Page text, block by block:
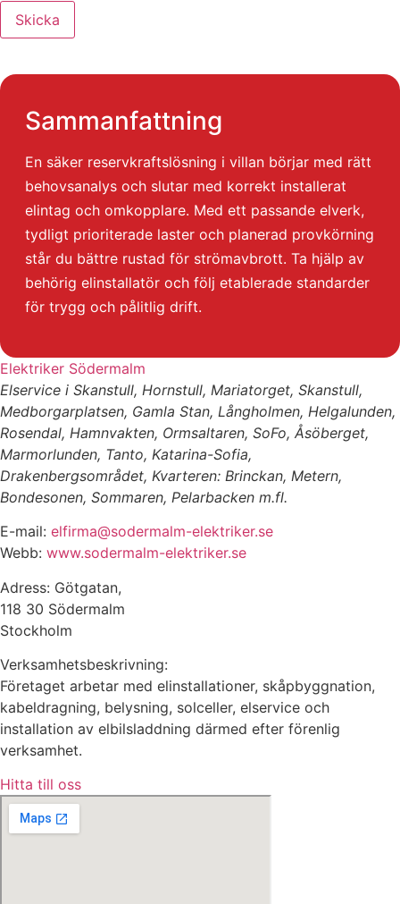
Skicka
Sammanfattning
En säker reservkraftslösning i villan börjar med rätt
behovsanalys och slutar med korrekt installerat
elintag och omkopplare. Med ett passande elverk,
tydligt prioriterade laster och planerad provkörning
står du bättre rustad för strömavbrott. Ta hjälp av
behörig elinstallatör och följ etablerade standarder
för trygg och pålitlig drift.
Elektriker Södermalm
Elservice i Skanstull, Hornstull, Mariatorget, Skanstull,
Medborgarplatsen, Gamla Stan, Långholmen, Helgalunden,
Rosendal, Hamnvakten, Ormsaltaren, SoFo, Åsöberget,
Marmorlunden, Tanto, Katarina-Sofia,
Drakenbergsområdet, Kvarteren: Brinckan, Metern,
Bondesonen, Sommaren, Pelarbacken m.fl.
E-mail: elfirma@sodermalm-elektriker.se
Webb: www.sodermalm-elektriker.se
Adress: Götgatan,
118 30 Södermalm
Stockholm
Verksamhetsbeskrivning:
Företaget arbetar med elinstallationer, skåpbyggnation,
kabeldragning, belysning, solceller, elservice och
installation av elbilsladdning därmed efter förenlig
verksamhet.
Hitta till oss